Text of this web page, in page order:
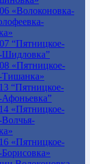
«Волоконовка-
“Пятницкое-
Шидловка”
«Пятницкое-
Тишанка»
“Пятницкое-
«Пятницкое-
«Пятницкое-